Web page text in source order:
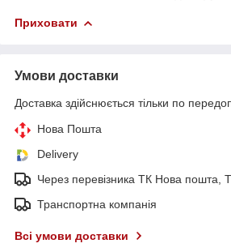
Приховати
Умови доставки
Доставка здійснюється тільки по
Нова Пошта
Delivery
Через перевізника ТК Нова пошта,
Транспортна компанія
Всі умови доставки